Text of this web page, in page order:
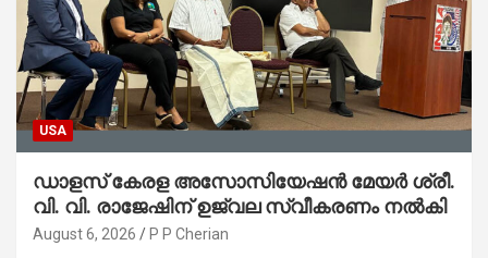
USA
ഡാളസ് കേരള അസോസിയേഷൻ മേയർ ശ്രീ.
വി. വി. രാജേഷിന് ഉജ്വല സ്വീകരണം നൽകി
August 6, 2026 P P Cherian